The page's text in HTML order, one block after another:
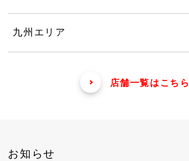
九州エリア
店舗一覧はこちら
お知らせ